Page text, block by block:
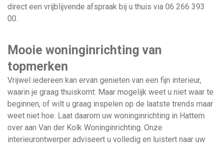
direct een vrijblijvende afspraak bij u thuis via 06 266 393
00.
Mooie woninginrichting van
topmerken
Vrijwel iedereen kan ervan genieten van een fijn interieur,
waarin je graag thuiskomt. Maar mogelijk weet u niet waar te
beginnen, of wilt u graag inspelen op de laatste trends maar
weet niet hoe. Laat daarom uw woninginrichting in Hattem
over aan Van der Kolk Woninginrichting. Onze
interieurontwerper adviseert u volledig en luistert naar uw